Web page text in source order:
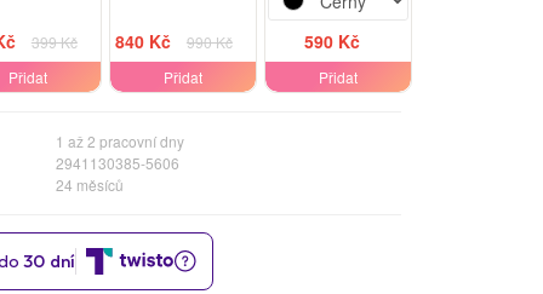
399 Kč
Přidat
840 Kč
990 Kč
Přidat
590 Kč
Přidat
1 až 2 pracovní dny
2941130385-5606
24 měsíců